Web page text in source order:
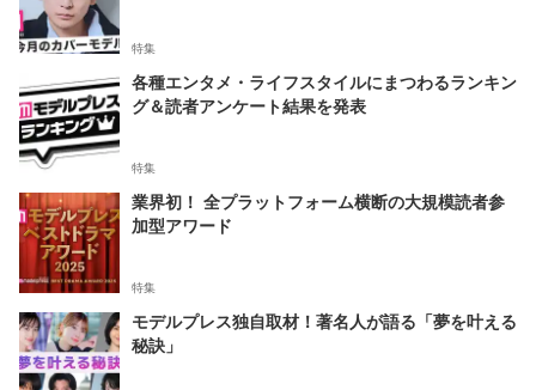
特集
各種エンタメ・ライフスタイルにまつわるランキン
グ＆読者アンケート結果を発表
特集
業界初！ 全プラットフォーム横断の大規模読者参
加型アワード
特集
モデルプレス独自取材！著名人が語る「夢を叶える
秘訣」